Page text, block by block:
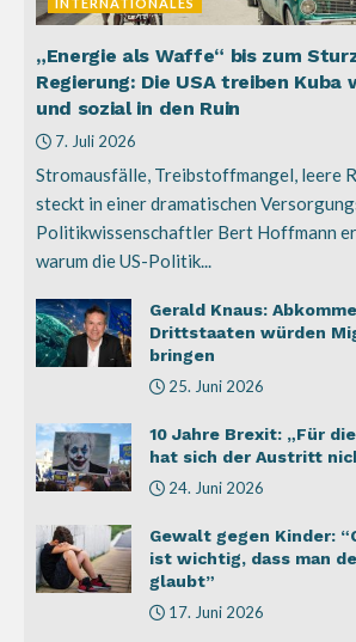
INTERNATIONALES
„Energie als Waffe“ bis zum
Regierung: Die USA treiben
und sozial in den Ruin
7. Juli 2026
Stromausfälle, Treibstoffmangel, leere
steckt in einer dramatischen
Politikwissenschaftler Bert Hoffmann
warum die US-Politik...
Gerald Knaus:
Drittstaaten würden
bringen
25. Juni 2026
10 Jahre Brexit: „Für
hat sich der Austritt
24. Juni 2026
Gewalt gegen Kinder:
ist wichtig, dass man
glaubt”
17. Juni 2026